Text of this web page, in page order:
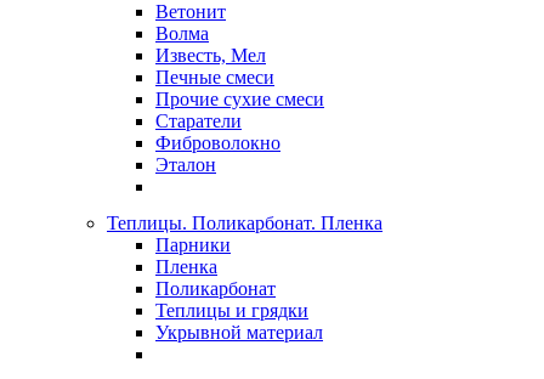
Ветонит
Волма
Известь, Мел
Печные смеси
Прочие сухие смеси
Старатели
Фиброволокно
Эталон
Теплицы. Поликарбонат. Пленка
Парники
Пленка
Поликарбонат
Теплицы и грядки
Укрывной материал